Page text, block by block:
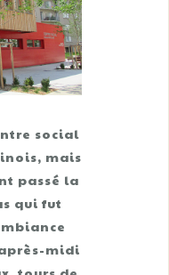
social
mais
passé la
qui fut
midi